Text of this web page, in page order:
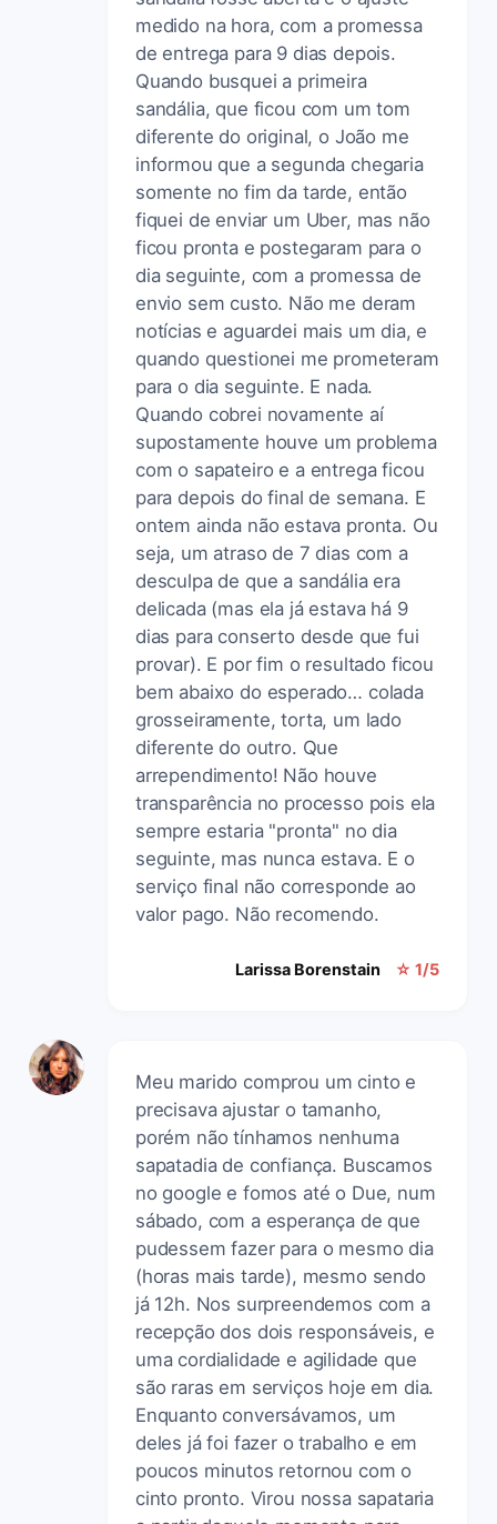
medido na hora, com a promessa
de entrega para 9 dias depois.
Quando busquei a primeira
sandália, que ficou com um tom
diferente do original, o João me
informou que a segunda chegaria
somente no fim da tarde, então
fiquei de enviar um Uber, mas não
ficou pronta e postegaram para o
dia seguinte, com a promessa de
envio sem custo. Não me deram
notícias e aguardei mais um dia, e
quando questionei me prometeram
para o dia seguinte. E nada.
Quando cobrei novamente aí
supostamente houve um problema
com o sapateiro e a entrega ficou
para depois do final de semana. E
ontem ainda não estava pronta. Ou
seja, um atraso de 7 dias com a
desculpa de que a sandália era
delicada (mas ela já estava há 9
dias para conserto desde que fui
provar). E por fim o resultado ficou
bem abaixo do esperado… colada
grosseiramente, torta, um lado
diferente do outro. Que
arrependimento! Não houve
transparência no processo pois ela
sempre estaria "pronta" no dia
seguinte, mas nunca estava. E o
serviço final não corresponde ao
valor pago. Não recomendo.
Larissa Borenstain ☆ 1/5
Meu marido comprou um cinto e
precisava ajustar o tamanho,
porém não tínhamos nenhuma
sapatadia de confiança. Buscamos
no google e fomos até o Due, num
sábado, com a esperança de que
pudessem fazer para o mesmo dia
(horas mais tarde), mesmo sendo
já 12h. Nos surpreendemos com a
recepção dos dois responsáveis, e
uma cordialidade e agilidade que
são raras em serviços hoje em dia.
Enquanto conversávamos, um
deles já foi fazer o trabalho e em
poucos minutos retornou com o
cinto pronto. Virou nossa sapataria